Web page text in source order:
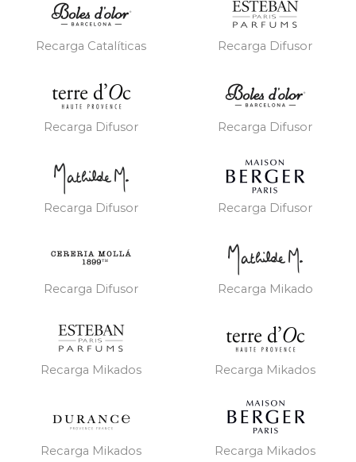
Recarga Catalíticas Recarga Difusor
Recarga Difusor Recarga Difusor
Recarga Difusor Recarga Difusor
Recarga Difusor Recarga Mikado
Recarga Mikados Recarga Mikados
Recarga Mikados Recarga Mikados